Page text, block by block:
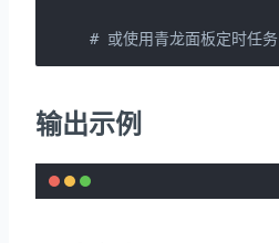
# 或使用青龙面板定时任务
输出示例